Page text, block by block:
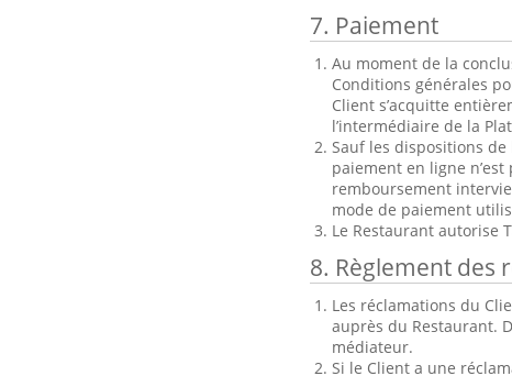
7. Paiement
Au moment de la
Conditions générales
Client s’acquitte
l’intermédiaire de la
Sauf les dispositions de
paiement en ligne
remboursement
mode de paiement
Le Restaurant autorise
8. Règlement des
Les réclamations du
auprès du Restaurant.
médiateur.
Si le Client a une